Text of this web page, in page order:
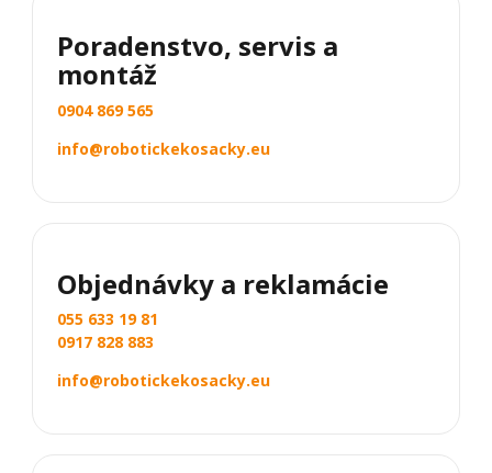
Poradenstvo, servis a
montáž
0904 869 565
info@robotickekosacky.eu
Objednávky a reklamácie
055 633 19 81
0917 828 883
info@robotickekosacky.eu